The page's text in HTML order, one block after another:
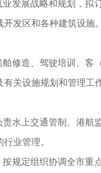
展战略和规划，拟
发区和各种建筑设施
造、驾驶培训、客
关设施规划和管理工
上交通管制、港航
业管理。
定组织协调全市重